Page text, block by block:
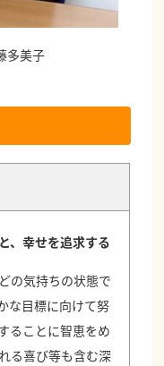
多美子
、幸せを追求する
の気持ちの状態で
な目標に向けて努
ることに智恵をめ
る喜び等も含む深